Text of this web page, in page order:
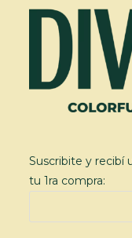
Suscribite y recibí
tu 1ra compra: